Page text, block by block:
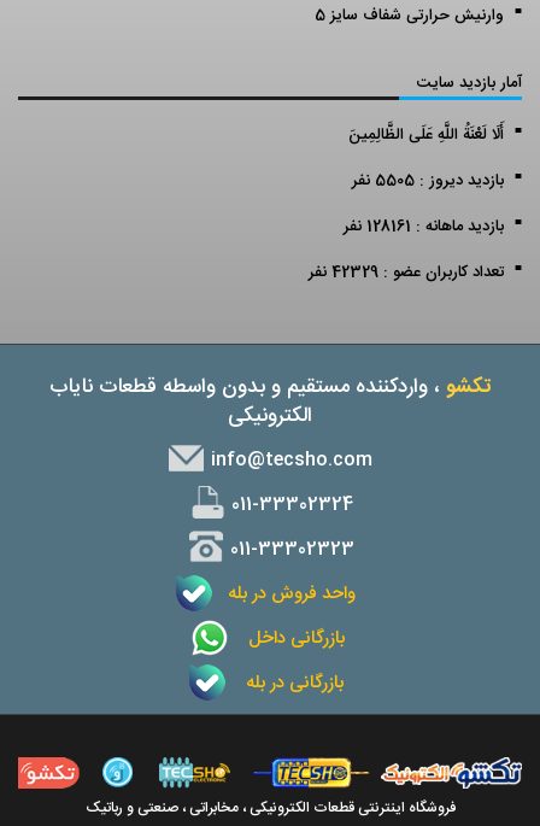
وارنیش حرارتی شفاف سایز 5
آمار بازدید سایت
أَلَا لَعْنَةُ اللَّهِ عَلَى الظَّالِمِينَ
بازدید دیروز : 5505 نفر
بازدید ماهانه : 128161 نفر
تعداد کاربران عضو : 42329 نفر
تکشو ، واردکننده مستقیم و بدون واسطه قطعات نایاب
الکترونیکی
info@tecsho.com
011-33302324
011-33302323
واحد فروش در بله
بازرگانی داخل
بازرگانی در بله
فروشگاه اینترنتی قطعات الکترونیکی ، مخابراتی ، صنعتی و رباتیک